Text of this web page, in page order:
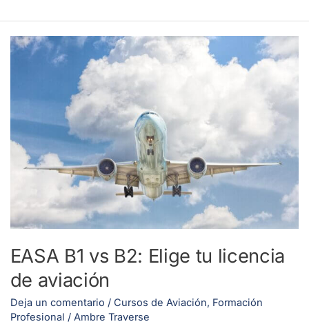
EASA B1 vs B2: Elige tu licencia
de aviación
Deja un comentario / Cursos de Aviación, Formación
Profesional / Ambre Traverse
EASA
Elige
tu
licencia